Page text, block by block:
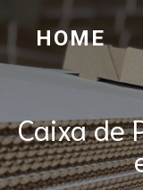
HOME
Caixa de